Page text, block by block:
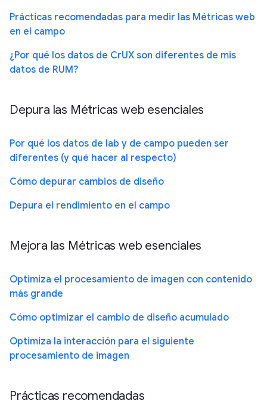
Prácticas recomendadas para medir las Métricas web
en el campo
¿Por qué los datos de CrUX son diferentes de mis
datos de RUM?
Depura las Métricas web esenciales
Por qué los datos de lab y de campo pueden ser
diferentes (y qué hacer al respecto)
Cómo depurar cambios de diseño
Depura el rendimiento en el campo
Mejora las Métricas web esenciales
Optimiza el procesamiento de imagen con contenido
más grande
Cómo optimizar el cambio de diseño acumulado
Optimiza la interacción para el siguiente
procesamiento de imagen
Prácticas recomendadas